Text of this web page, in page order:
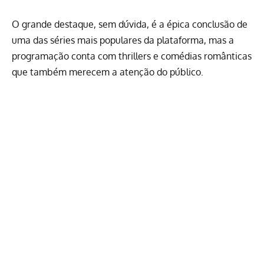
O grande destaque, sem dúvida, é a épica conclusão de
uma das séries mais populares da plataforma, mas a
programação conta com thrillers e comédias românticas
que também merecem a atenção do público.